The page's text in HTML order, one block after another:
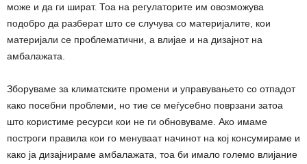
може и да ги шират. Тоа на регулаторите им овозможува
подобро да разберат што се случува со материјалите, кои
материјали се проблематични, а влијае и на дизајнот на
амбалажата.
Зборуваме за климатските промени и управувањето со отпадот
како посебни проблеми, но тие се меѓусебно поврзани затоа
што користиме ресурси кои не ги обновуваме. Ако имаме
построги правила кои го менуваат начинот на кој консумираме и
како ја дизајнираме амбалажата, тоа би имало големо влијание